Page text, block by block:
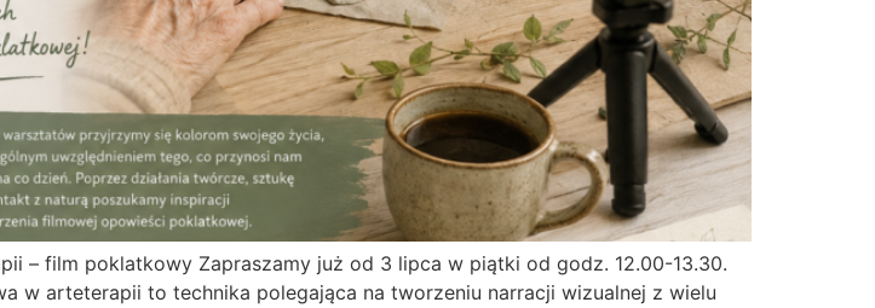
– film poklatkowy Zapraszamy już od 3 lipca w piątki od godz. 12.00-13.30.
w arteterapii to technika polegająca na tworzeniu narracji wizualnej z wielu